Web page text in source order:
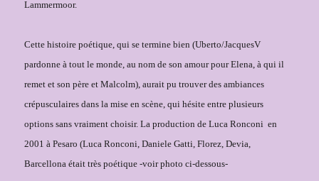
Lammermoor.
Cette histoire poétique, qui se termine bien (Uberto/JacquesV
pardonne à tout le monde, au nom de son amour pour Elena, à qui il
remet et son père et Malcolm), aurait pu trouver des ambiances
crépusculaires dans la mise en scène, qui hésite entre plusieurs
options sans vraiment choisir. La production de Luca Ronconi en
2001 à Pesaro (Luca Ronconi, Daniele Gatti, Florez, Devia,
Barcellona était très poétique -voir photo ci-dessous-